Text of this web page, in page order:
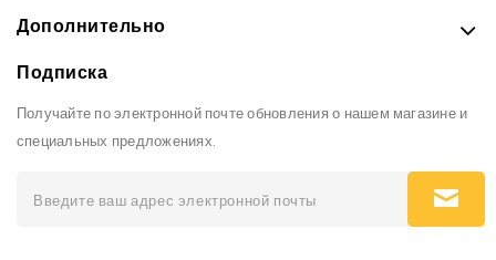
Дополнительно
Подписка
Получайте по электронной почте обновления о нашем магазине и
специальных предложениях.